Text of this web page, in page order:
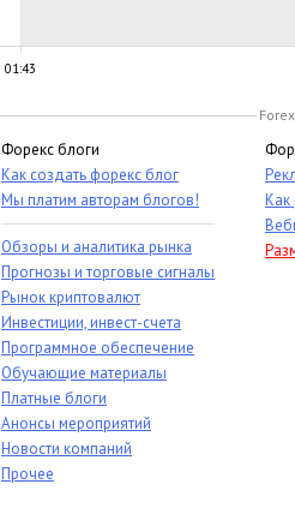
01:43
Форекс блоги
Как создать форекс блог
Мы платим авторам блогов!
Обзоры и аналитика рынка
Прогнозы и торговые сигналы
Рынок криптовалют
Инвестиции, инвест-счета
Программное обеспечение
Обучающие материалы
Платные блоги
Анонсы мероприятий
Новости компаний
Прочее
Как